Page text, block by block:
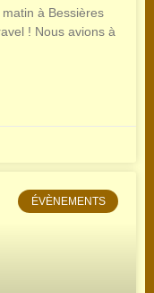
à Bessières
! Nous avions à
ÉVÈNEMENTS